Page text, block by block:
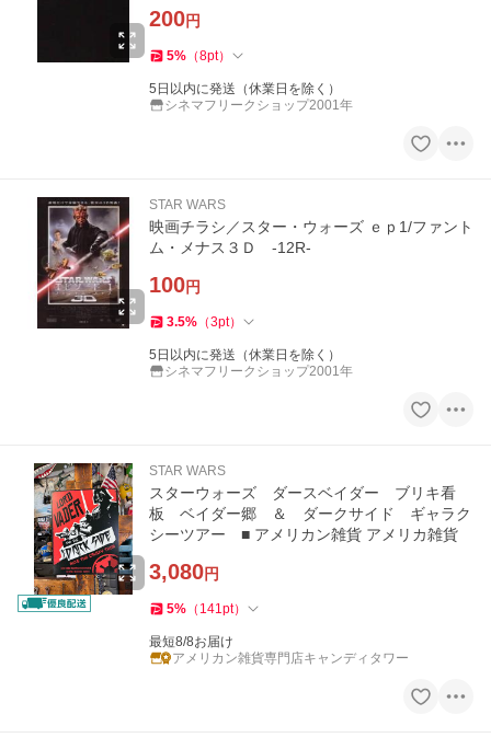
200円
5% （8pt）
5日以内に発送（休業日を除く）
シネマフリークショップ2001年
STAR WARS
映画チラシ／スター・ウォーズ ｅｐ1/ファント
ム・メナス３Ｄ -12R-
100円
3.5% （3pt）
5日以内に発送（休業日を除く）
シネマフリークショップ2001年
STAR WARS
スターウォーズ ダースベイダー ブリキ看
板 ベイダー郷 ＆ ダークサイド ギャラク
シーツアー ■ アメリカン雑貨 アメリカ雑貨
3,080円
5% （ 141pt）
最短8/8お届け
アメリカン雑貨専門店キャンディタワー